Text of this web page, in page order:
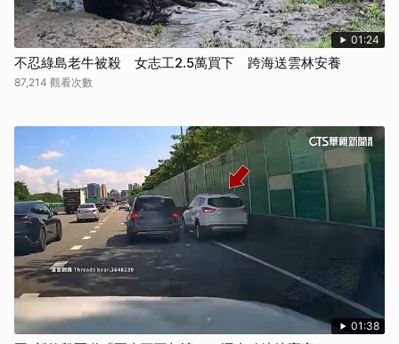
01:24
不忍綠島老牛被殺 女志工2.5萬買下 跨海送雲林安養
87,214 觀看次數
01:38